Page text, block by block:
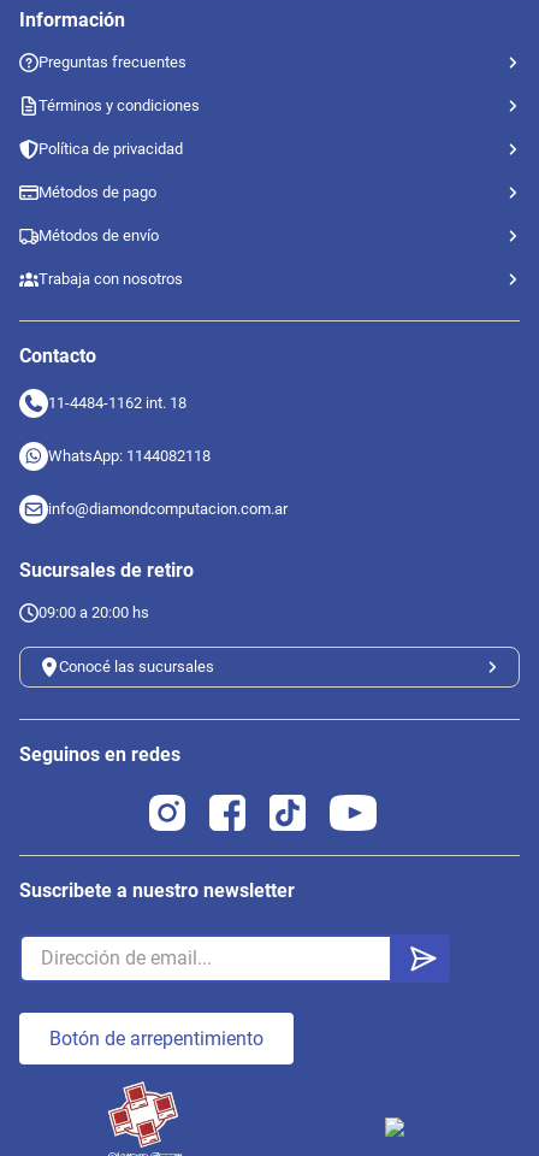
Información
Preguntas frecuentes
Términos y condiciones
Política de privacidad
Métodos de pago
Métodos de envío
Trabaja con nosotros
Contacto
11-4484-1162 int. 18
WhatsApp: 1144082118
info@diamondcomputacion.com.ar
Sucursales de retiro
09:00 a 20:00 hs
Conocé las sucursales
Seguinos en redes
Suscribete a nuestro newsletter
Botón de arrepentimiento